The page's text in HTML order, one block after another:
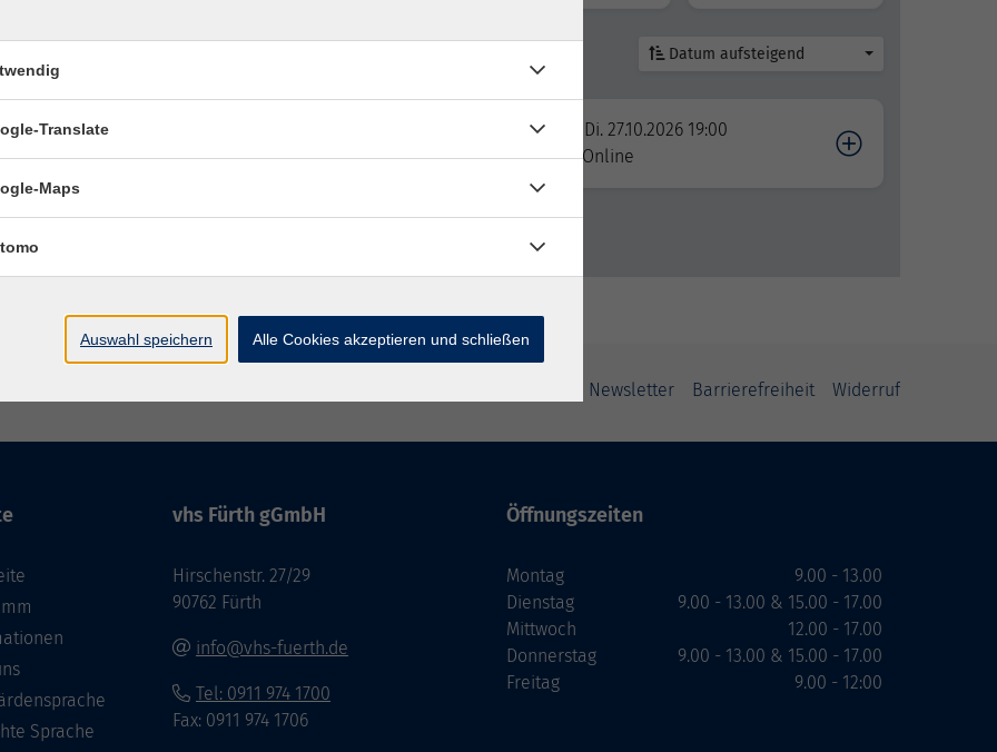
Datum aufsteigend
So nutzen Sie Ihren Rechner weiterhin sicher!
Di. 27.10.2026 19:00
Online
Newsletter Barrierefreiheit Widerruf
Sprache
vhs Fürth gGmbH
Hirschenstr. 27/29
90762 Fürth
info@vhs-fuerth.de
Tel: 0911 974 1700
Fax: 0911 974 1706
Öffnungszeiten
Montag
Dienstag
Mittwoch
Donnerstag
Freitag
9.00 - 13.00
9.00 - 13.00 & 15.00 - 17.00
12.00 - 17.00
9.00 - 13.00 & 15.00 - 17.00
9.00 - 12:00
Translate
Maps
Auswahl speichern Alle Cookies akzeptieren und schließen